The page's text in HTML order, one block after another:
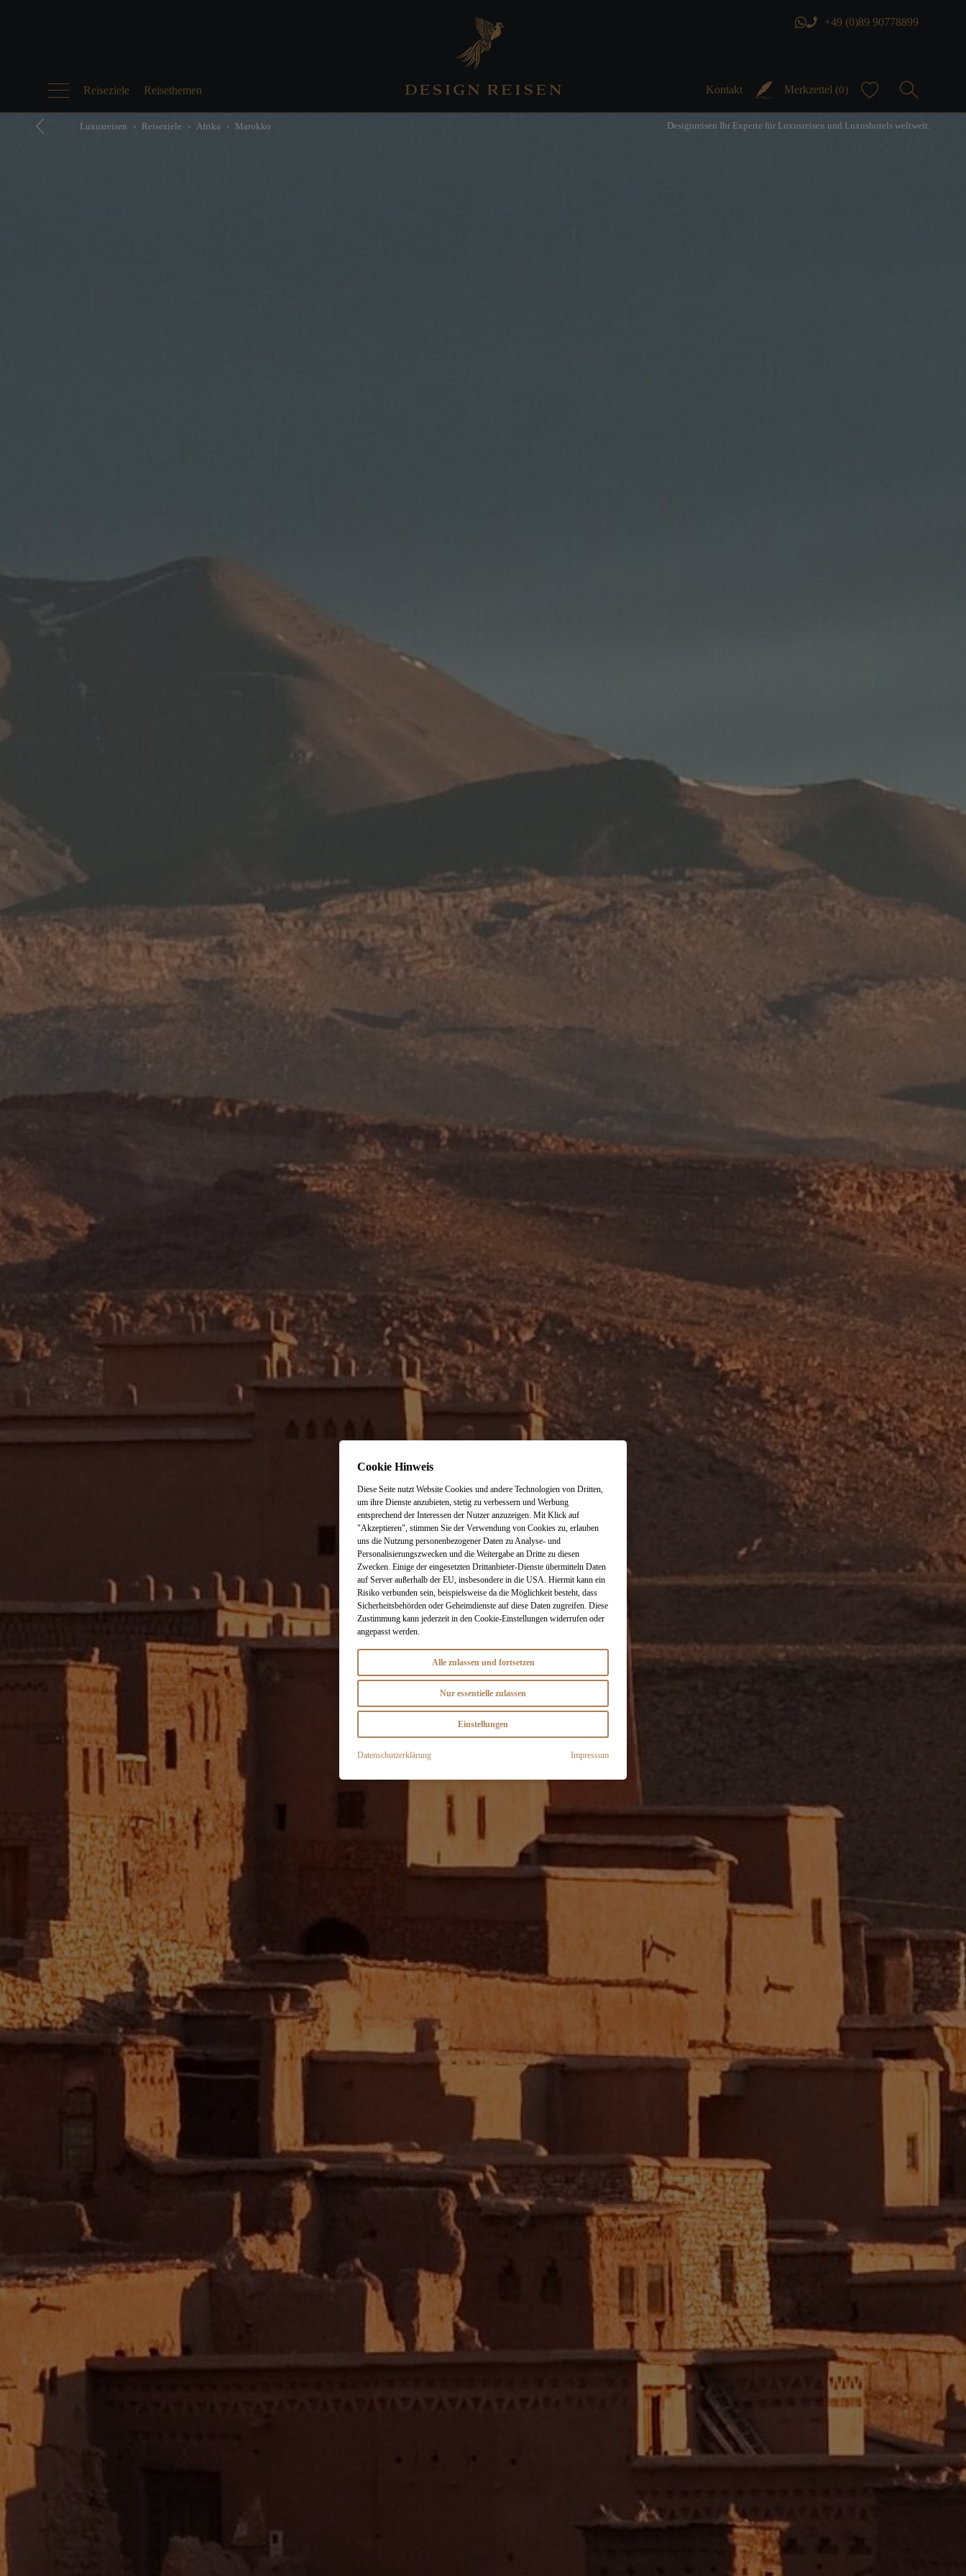
Reiseziele Reisethemen
+49 (0)89 90778899
Kontakt Merkzettel (0)
Luxusreisen Reiseziele Afrika Marokko Designreisen Ihr Experte für Luxusreisen und Luxushotels weltweit.
Cookie Hinweis
Diese Seite nutzt Website Cookies und andere Technologien von Dritten,
um ihre Dienste anzubieten, stetig zu verbessern und Werbung
entsprechend der Interessen der Nutzer anzuzeigen. Mit Klick auf
"Akzeptieren", stimmen Sie der Verwendung von Cookies zu, erlauben
uns die Nutzung personenbezogener Daten zu Analyse- und
Personalisierungszwecken und die Weitergabe an Dritte zu diesen
Zwecken. Einige der eingesetzten Drittanbieter-Dienste übermitteln Daten
auf Server außerhalb der EU, insbesondere in die USA. Hiermit kann ein
Risiko verbunden sein, beispielsweise da die Möglichkeit besteht, dass
Sicherheitsbehörden oder Geheimdienste auf diese Daten zugreifen. Diese
Zustimmung kann jederzeit in den Cookie-Einstellungen widerrufen oder
angepasst werden.
Alle zulassen und fortsetzen
Nur essentielle zulassen
Einstellungen
Datenschutzerklärung Impressum